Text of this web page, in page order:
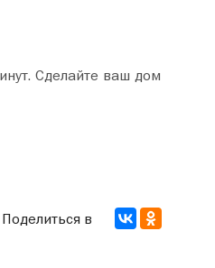
Поделиться в